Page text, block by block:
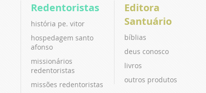
Redentoristas
história pe. vitor
hospedagem santo
afonso
missionários
redentoristas
missões redentoristas
Editora
Santuário
bíblias
deus conosco
livros
outros produtos